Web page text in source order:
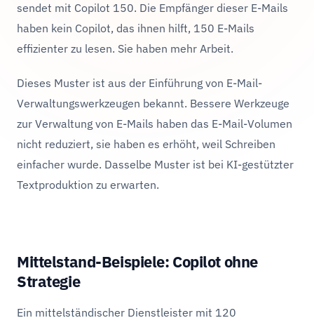
sendet mit Copilot 150. Die Empfänger dieser E-Mails
haben kein Copilot, das ihnen hilft, 150 E-Mails
effizienter zu lesen. Sie haben mehr Arbeit.
Dieses Muster ist aus der Einführung von E-Mail-
Verwaltungswerkzeugen bekannt. Bessere Werkzeuge
zur Verwaltung von E-Mails haben das E-Mail-Volumen
nicht reduziert, sie haben es erhöht, weil Schreiben
einfacher wurde. Dasselbe Muster ist bei KI-gestützter
Textproduktion zu erwarten.
Mittelstand-Beispiele: Copilot ohne
Strategie
Ein mittelständischer Dienstleister mit 120